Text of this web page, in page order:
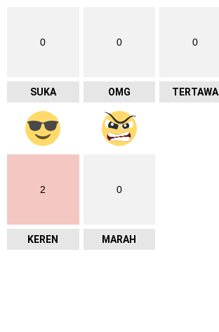
0
SUKA
0
OMG
0
TERTAWA
2
KEREN
0
MARAH